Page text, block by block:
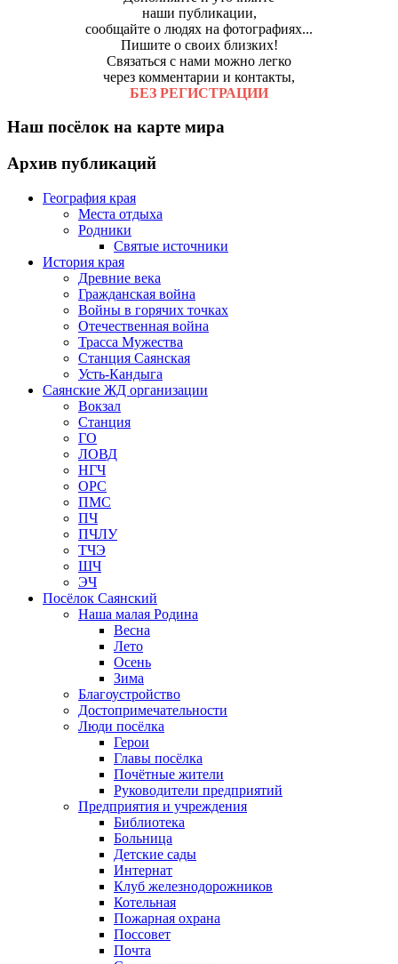
наши публикации,
сообщайте о людях на фотографиях...
Пишите о своих близких!
Связаться с нами можно легко
через комментарии и контакты,
БЕЗ РЕГИСТРАЦИИ
Наш посёлок на карте мира
Архив публикаций
География края
Места отдыха
Родники
Святые источники
История края
Древние века
Гражданская война
Войны в горячих точках
Отечественная война
Трасса Мужества
Станция Саянская
Усть-Кандыга
Саянские ЖД организации
Вокзал
Станция
ГО
ЛОВД
НГЧ
ОРС
ПМС
ПЧ
ПЧЛУ
ТЧЭ
ШЧ
ЭЧ
Посёлок Саянский
Наша малая Родина
Весна
Лето
Осень
Зима
Благоустройство
Достопримечательности
Люди посёлка
Герои
Главы посёлка
Почётные жители
Руководители предприятий
Предприятия и учреждения
Библиотека
Больница
Детские сады
Интернат
Клуб железнодорожников
Котельная
Пожарная охрана
Поссовет
Почта